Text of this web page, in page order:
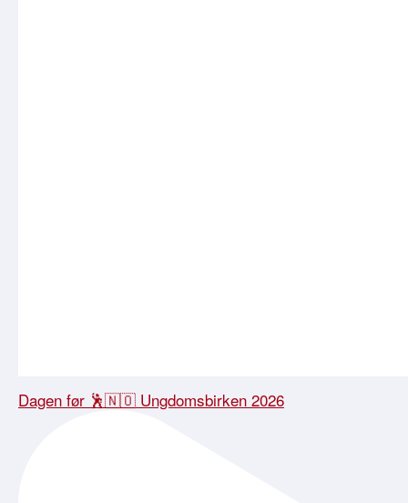
Dagen før 🕺🇳🇴 Ungdomsbirken 2026